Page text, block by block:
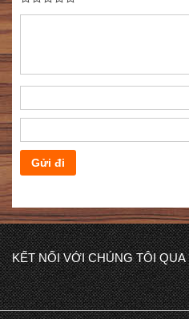
KẾT NỐI VỚI CHÚNG TÔI QUA